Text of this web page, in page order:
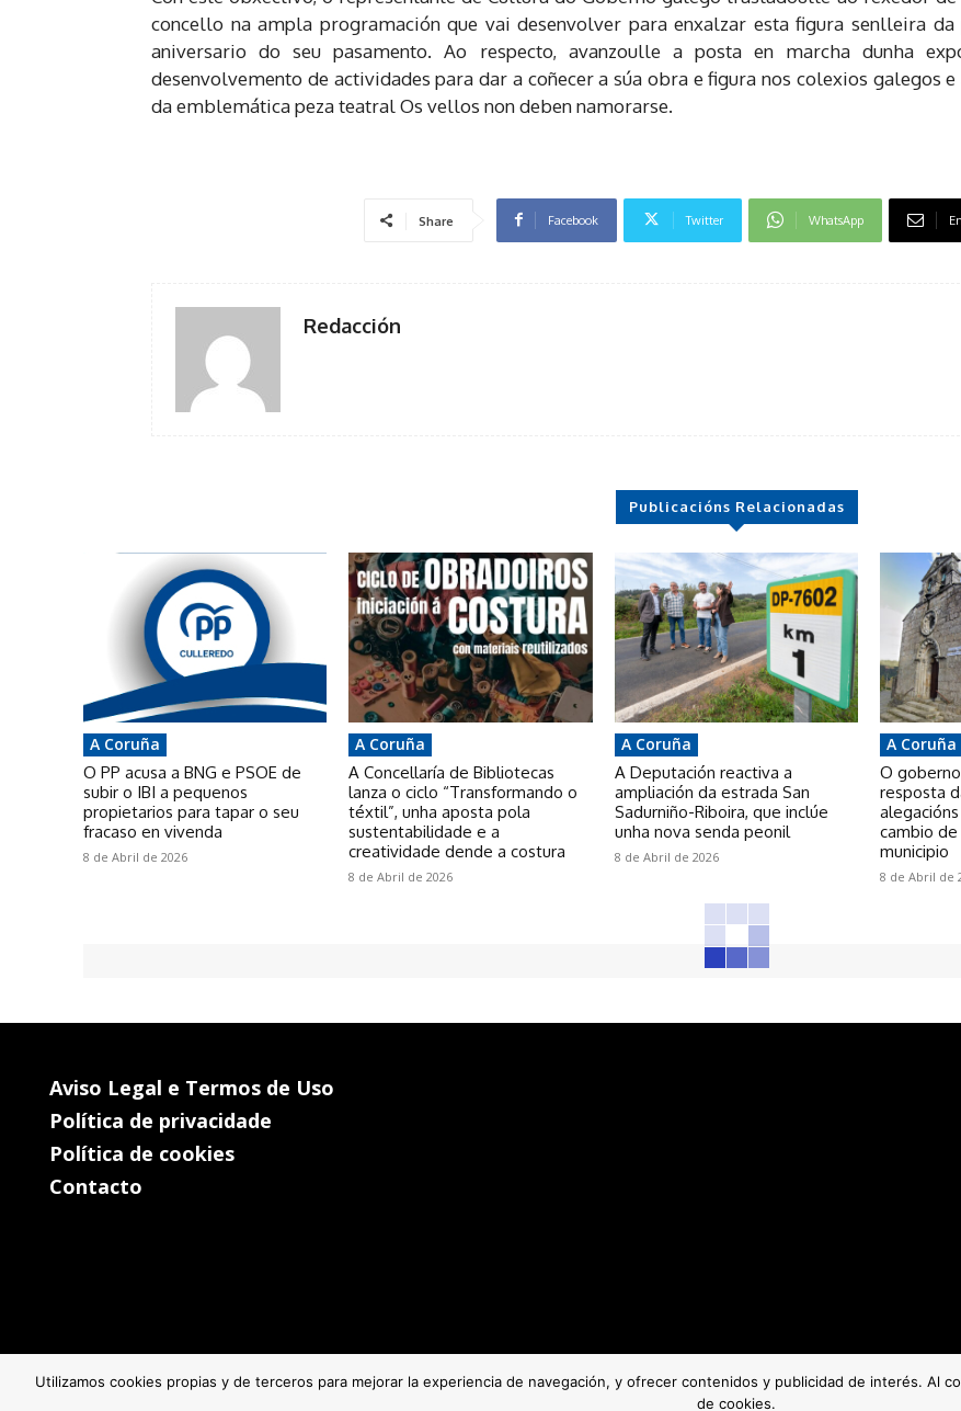
concello na ampla programación que vai desenvolver para enxalzar esta figura senlleira
aniversario do seu pasamento. Ao respecto, avanzoulle a posta en marcha dunha
desenvolvemento de actividades para dar a coñecer a súa obra e figura nos colexios galegos
da emblemática peza teatral Os vellos non deben namorarse.
Share Facebook Twitter WhatsApp
Redacción
Publicacións Relacionadas
A Coruña
O PP acusa a BNG e PSOE de
subir o IBI a pequenos
propietarios para tapar o seu
fracaso en vivenda
8 de Abril de 2026
A Coruña
A Concellaría de Bibliotecas
lanza o ciclo “Transformando o
téxtil”, unha aposta pola
sustentabilidade e a
creatividade dende a costura
8 de Abril de 2026
A Coruña
A Deputación reactiva a
ampliación da estrada San
Sadurniño-Riboira, que inclúe
unha nova senda peonil
8 de Abril de 2026
A Coruña
O
resposta
cambio
municipio
8 de Abril de
Aviso Legal e Termos de Uso
Política de privacidade
Política de cookies
Contacto
Utilizamos cookies propias y de terceros para mejorar la experiencia de navegación, y ofrecer contenidos y publicidad de interés. Al
de cookies.